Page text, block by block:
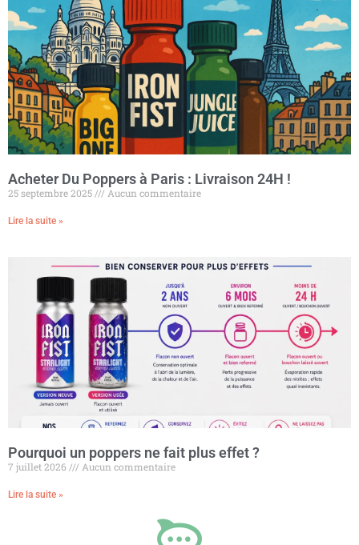
Acheter Du Poppers à Paris : Livraison 24H !
25 septembre 2025 Aucun commentaire
Lire la suite »
Pourquoi un poppers ne fait plus effet ?
7 juillet 2026 Aucun commentaire
Lire la suite »